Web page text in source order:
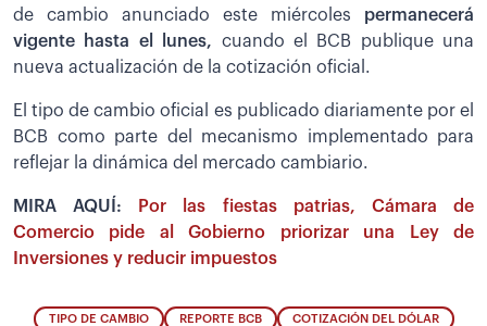
de cambio anunciado este miércoles permanecerá
vigente hasta el lunes, cuando el BCB publique una
nueva actualización de la cotización oficial.
El tipo de cambio oficial es publicado diariamente por el
BCB como parte del mecanismo implementado para
reflejar la dinámica del mercado cambiario.
MIRA AQUÍ:
Por las fiestas patrias, Cámara de
Comercio pide al Gobierno priorizar una Ley de
Inversiones y reducir impuestos
TIPO DE CAMBIO REPORTE BCB COTIZACIÓN DEL DÓLAR